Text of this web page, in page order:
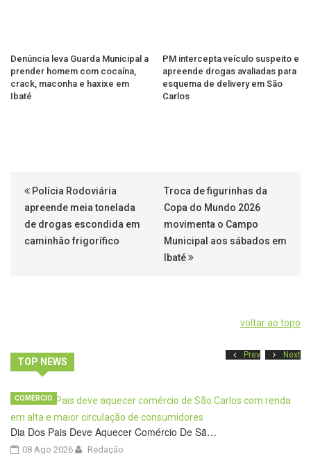
Denúncia leva Guarda Municipal a
prender homem com cocaína,
crack, maconha e haxixe em
Ibaté
PM intercepta veículo suspeito e
apreende drogas avaliadas para
esquema de delivery em São
Carlos
Polícia Rodoviária
apreende meia tonelada
de drogas escondida em
caminhão frigorífico
Troca de figurinhas da
Copa do Mundo 2026
movimenta o Campo
Municipal aos sábados em
Ibaté
voltar ao topo
TOP NEWS
Prev Next
Dia Dos Pais Deve Aquecer Comércio De Sã…
08 Ago 2026
COMÉRCIO
Redação